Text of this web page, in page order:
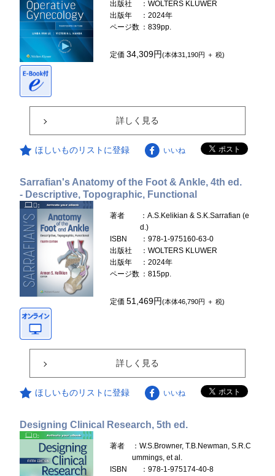
出版社
：WOLTERS KLUWER
出版年
：2024年
ページ数 ：839pp.
定価34,309円(本体31,190円 ＋ 税)
詳しく見る
ほしいものリストに登録 いいね
Sarrafian's Anatomy of the Foot & Ankle, 4th ed.
- Descriptive, Topographic, Functional
著者
：A.S.Kelikian & S.K.Sarrafian (e
d.)
ISBN
：978-1-975160-63-0
出版社
：WOLTERS KLUWER
出版年
：2024年
ページ数 ：815pp.
定価51,469円(本体46,790円 ＋ 税)
詳しく見る
ほしいものリストに登録 いいね
Designing Clinical Research, 5th ed.
著者
：W.S.Browner, T.B.Newman, S.R.C
ummings, et al.
ISBN
：978-1-975174-40-8